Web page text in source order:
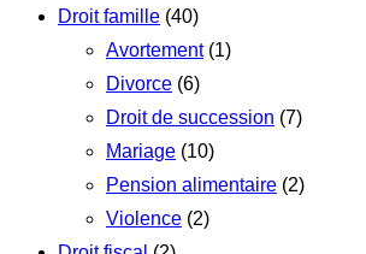
Droit famille (40)
Avortement(1)
Divorce (6)
Droit de succession (7)
Mariage (10)
Pension alimentaire (2)
Violence (2)